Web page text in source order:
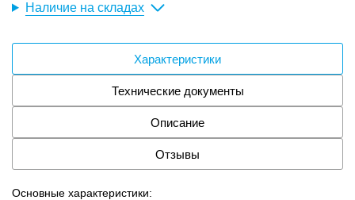
Наличие на складах
Характеристики
Технические документы
Описание
Отзывы
Основные характеристики: